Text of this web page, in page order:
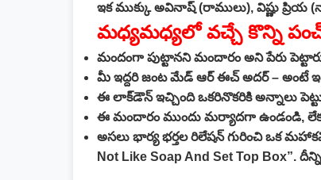
ఇక ముక్కు అవినాష్ (రాములు), విష్ణు
మధ్యమధ్యలో వచ్చే కొన్ని పంచ్
మందంగా పుట్టానని మందారం అని పేరు
మీ ఇద్దరి జంట మేడ్ ఆర్ ఈచ్ అదర్ – అంటే
ఈ లాక్‌డౌన్ ఇచ్చింది ఒకరినొకరికి అన్నాలు
ఈ మందారం ముందు మర్యాదగా ఉండండి,
అసలు భార్య భర్తల రిలేషన్ గురించి ఒక
Not Like Soap And Set Top Box”.